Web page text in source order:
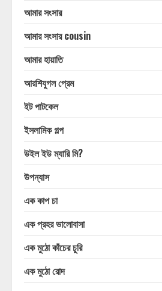
আমার সংসার
আমার সংসার cousin
আমার হায়াতি
আরশিযুগল প্রেম
ইট পাটকেল
ইসলামিক গল্প
উইল ইউ ম্যারি মি?
উপন্যাস
এক কাপ চা
এক প্রহর ভালোবাসা
এক মুঠো কাঁচের চুরি
এক মুঠো রোদ